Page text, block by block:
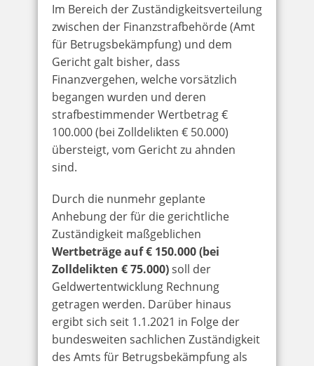
Im Bereich der Zuständigkeitsverteilung
zwischen der Finanzstrafbehörde (Amt
für Betrugsbekämpfung) und dem
Gericht galt bisher, dass
Finanzvergehen, welche vorsätzlich
begangen wurden und deren
strafbestimmender Wertbetrag €
100.000 (bei Zolldelikten € 50.000)
übersteigt, vom Gericht zu ahnden
sind.
Durch die nunmehr geplante
Anhebung der für die gerichtliche
Zuständigkeit maßgeblichen
Wertbeträge auf € 150.000 (bei
Zolldelikten € 75.000)soll der
Geldwertentwicklung Rechnung
getragen werden. Darüber hinaus
ergibt sich seit 1.1.2021 in Folge der
bundesweiten sachlichen Zuständigkeit
des Amts für Betrugsbekämpfung als